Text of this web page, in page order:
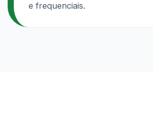
e frequenciais.